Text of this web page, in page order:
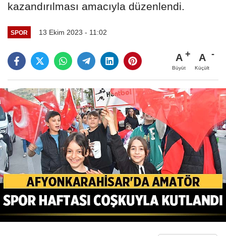
kazandırılması amacıyla düzenlendi.
SPOR 13 Ekim 2023 - 11:02
A
Büyüt
A
Küçült